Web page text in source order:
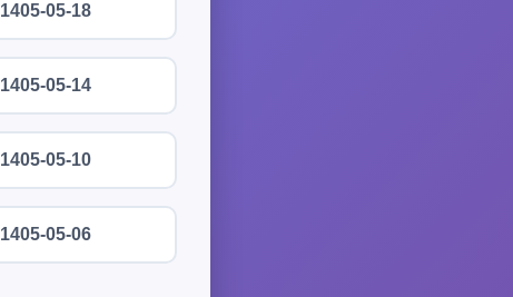
1405-05-18
1405-05-14
1405-05-10
1405-05-06